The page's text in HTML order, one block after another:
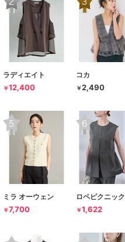
ラディエイト
￥12,400
コカ
￥2,490
ミラ オーウェン
￥7,700
ロペピクニック
￥1,622